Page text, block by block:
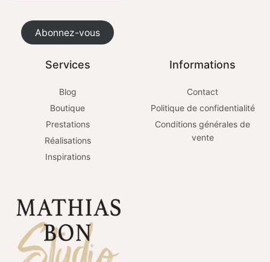
Abonnez-vous
Services
Blog
Boutique
Prestations
Réalisations
Inspirations
Informations
Contact
Politique de confidentialité
Conditions générales de
vente